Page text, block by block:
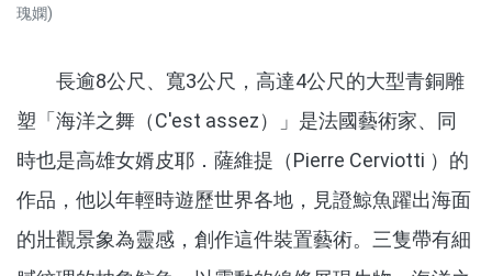
瑰嫻)
長逾8公尺、寬3公尺，高達4公尺的大型青銅雕
塑「海洋之舞（C'est assez）」是法國藝術家、同
時也是高雄女婿皮耶．薩維提（Pierre Cerviotti ）的
作品，他以年輕時遊歷世界各地，見證鯨魚躍出海面
的壯觀景象為靈感，創作這件裝置藝術。三隻帶有細